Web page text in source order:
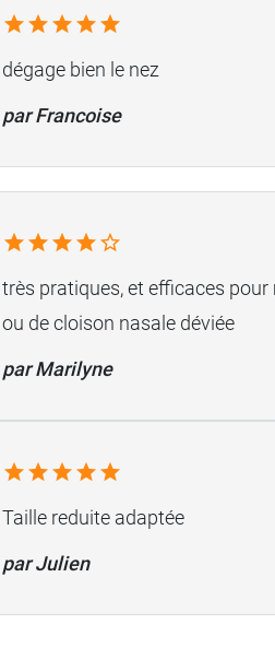
dégage bien le nez
par Francoise
très pratiques, et efficaces
ou de cloison nasale déviée
par Marilyne
Taille reduite adaptée
par Julien